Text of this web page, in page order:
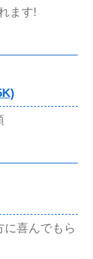
ます!
に喜んでもら